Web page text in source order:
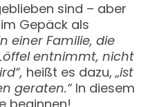
sind – aber
Gepäck als
einer Familie, die
entnimmt, nicht
heißt es dazu,„ist
geraten.“In diesem